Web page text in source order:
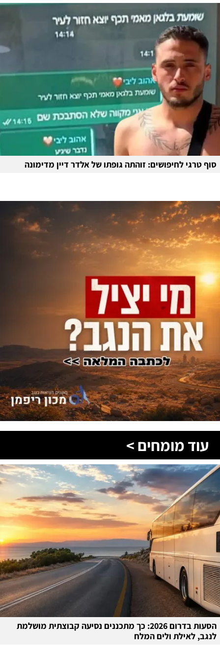
סוף טרגי לחיפושים: זוהתה גופתו של אלדר דיין מדימונה
עוד מומחים >
הסעות בדרום 2026: כך מתכננים נסיעה קבוצתית מושלמת
לנגב, לאילת ולים המלח